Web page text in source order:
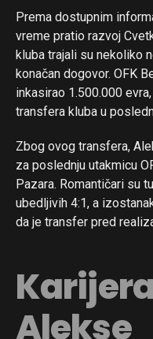
Prema dostupnim
vreme pratio razvoj
kluba trajali su nekoliko
konačan dogovor. OFK
inkasirao 1.500.000
transfera kluba u
Zbog ovog transfera,
za poslednju utakmicu
Pazara. Romantičari su
ubedljivih 4:1, a
da je transfer pred
Alekse